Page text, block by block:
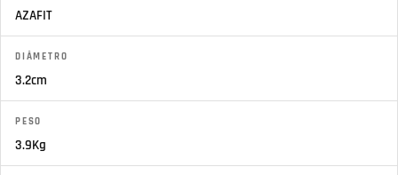
AZAFIT
DIÂMETRO
3.2cm
PESO
3.9Kg